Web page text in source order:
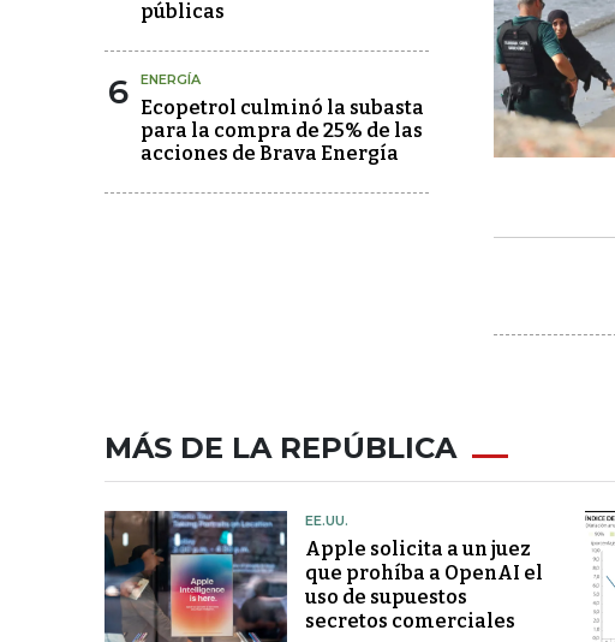
públicas
6 ENERGÍA
Ecopetrol culminó la subasta
para la compra de 25% de las
acciones de Brava Energía
MÁS DE LA REPÚBLICA
EE.UU.
Apple solicita a un juez
que prohíba a OpenAI el
uso de supuestos
secretos comerciales